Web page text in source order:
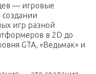
— игровые
создании
игр разной
в 2D до
GTA, «Ведьмак» и